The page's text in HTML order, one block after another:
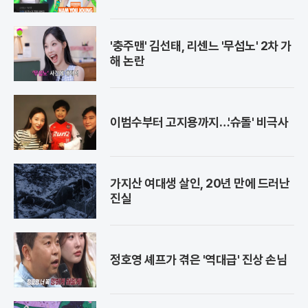
'충주맨' 김선태, 리센느 '무섭노' 2차 가
해 논란
이범수부터 고지용까지…'슈돌' 비극사
가지산 여대생 살인, 20년 만에 드러난
진실
정호영 셰프가 겪은 '역대급' 진상 손님